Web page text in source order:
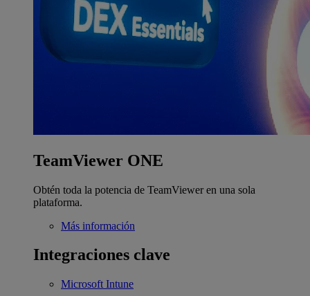
TeamViewer ONE
Obtén toda la potencia de TeamViewer en una sola
plataforma.
Más información
Integraciones clave
Microsoft Intune